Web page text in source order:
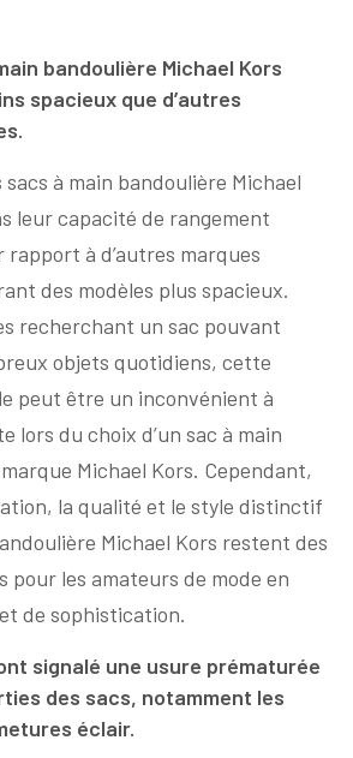
bandoulière Michael Kors
spacieux que d’autres
à main bandoulière Michael
leur capacité de rangement
à d’autres marques
des modèles plus spacieux.
recherchant un sac pouvant
objets quotidiens, cette
peut être un inconvénient à
lors du choix d’un sac à main
Michael Kors. Cependant,
la qualité et le style distinctif
Michael Kors restent des
pour les amateurs de mode en
de sophistication.
signalé une usure prématurée
des sacs, notamment les
éclair.